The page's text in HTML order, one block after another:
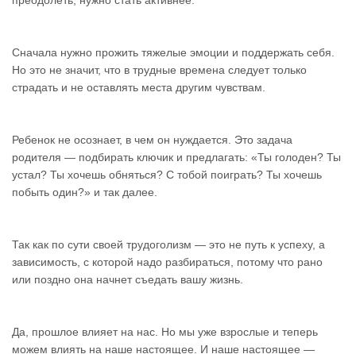
Сначала нужно прожить тяжелые эмоции и поддержать себя.
Но это не значит, что в трудные времена следует только
страдать и не оставлять места другим чувствам.
Ребенок не осознает, в чем он нуждается. Это задача
родителя — подбирать ключик и предлагать: «Ты голоден? Ты
устал? Ты хочешь обняться? С тобой поиграть? Ты хочешь
побыть один?» и так далее.
Так как по сути своей трудоголизм — это не путь к успеху, а
зависимость, с которой надо разбираться, потому что рано
или поздно она начнет съедать вашу жизнь.
Да, прошлое влияет на нас. Но мы уже взрослые и теперь
можем влиять на наше настоящее. И наше настоящее —